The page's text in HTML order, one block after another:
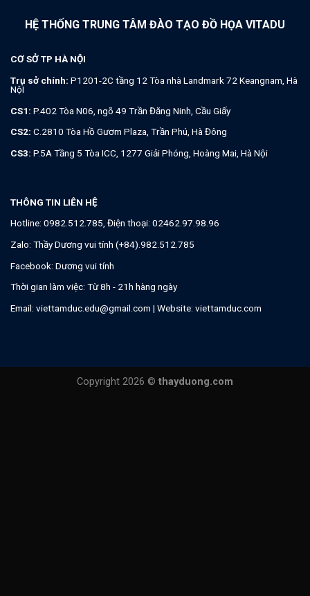
HỆ THỐNG TRUNG TÂM ĐÀO TẠO ĐỒ HỌA VITADU
CƠ SỞ TP HÀ NỘI
Trụ sở chính: P1201-2C tầng 12 Tòa nhà Landmark 72 Keangnam, Hà
NộI
CS1: P.402 Tòa N06, ngõ 49 Trần Đăng Ninh, Cầu Giấy
CS2: C.2810 Tòa Hồ Gươm Plaza, Trần Phú, Hà Đông
CS3: P.5A Tầng 5 Tòa ICC, 1277 Giải Phóng, Hoàng Mai, Hà Nội
THÔNG TIN LIÊN HỆ
Hotline: 0982.512.785, Điện thoại: 02462.97.98.96
Zalo: Thầy Dương vui tính (+84).982.512.785
Facebook: Dương vui tính
Thời gian làm việc: Từ 8h - 21h hàng ngày
Email: viettamduc.edu@gmail.com | Website: viettamduc.com
Copyright 2026 © thayduong.com